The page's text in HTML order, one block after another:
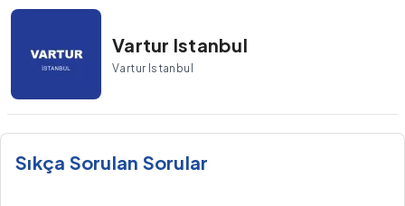
Vartur Istanbul
Vartur Istanbul
Sıkça Sorulan Sorular